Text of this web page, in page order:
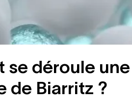
se déroule
de Biarritz ?